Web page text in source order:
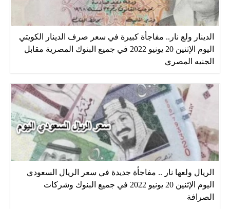
الدينار ولع نار.. مفاجأة كبيرة في سعر صرف الدينار الكويتي
اليوم الإثنين 20 يونيو 2022 في جميع البنوك المصرية مقابل
الجنيه المصري
الريال ولعها نار .. مفاجأة جديدة في سعر الريال السعودي
اليوم الإثنين 20 يونيو 2022 في جميع البنوك وشركات
الصرافة